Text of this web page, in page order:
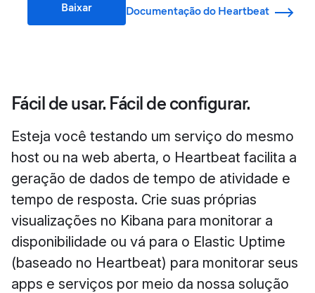
Baixar Documentação do Heartbeat
Fácil de usar. Fácil de configurar.
Esteja você testando um serviço do mesmo
host ou na web aberta, o Heartbeat facilita a
geração de dados de tempo de atividade e
tempo de resposta. Crie suas próprias
visualizações no Kibana para monitorar a
disponibilidade ou vá para o Elastic Uptime
(baseado no Heartbeat) para monitorar seus
apps e serviços por meio da nossa solução